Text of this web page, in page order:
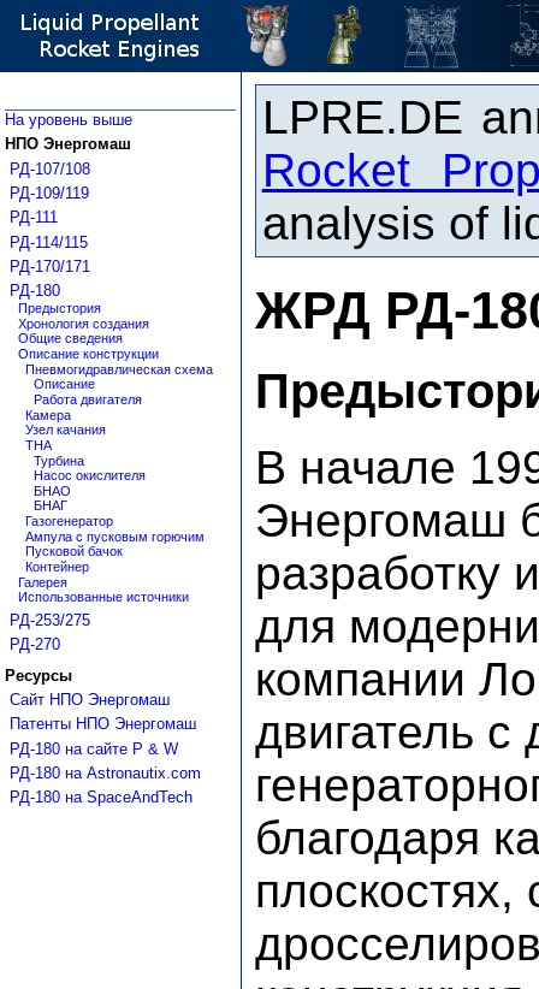
На уровень выше
НПО Энергомаш
РД-107/108
РД-109/119
РД-111
РД-114/115
РД-170/171
РД-180
Предыстория
Хронология создания
Общие сведения
Описание конструкции
Пневмогидравлическая схема
Описание
Работа двигателя
Камера
Узел качания
ТНА
Турбина
Насос окислителя
БНАО
БНАГ
Газогенератор
Ампула с пусковым горючим
Пусковой бачок
Контейнер
Галерея
Использованные источники
РД-253/275
РД-270
Ресурсы
Сайт НПО Энергомаш
Патенты НПО Энергомаш
РД-180 на сайте P & W
РД-180 на Astronautix.com
РД-180 на SpaceAndTech
LPRE.DE
Rocket
analysis of
ЖРД РД-
В начале
Энергомаш
разработку
для
компании
двигатель с
благодаря
плоскостях,